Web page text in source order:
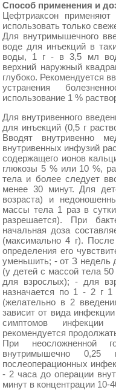
Способ применения и
Цефтриаксон
использовать только
Для внутримышечного
воде для инъекций в
воды, 1 г - в 3,5 мл
верхний наружный
глубоко. Рекомендуется
устранения
использование 1 %
Для внутривенного
для инъекций (0,5 г
Вводят внутривенно
внутривенных инфузий
содержащего ионов
глюкозы 5 % или 10 %,
тела и более следует
менее 30 минут. Для
возраста) и
массы тела 1 раз в
разрешается). При
начальная доза
(максимально 4 г). После
определения его
уменьшить; - от З недель
(у детей с массой тела
для взрослых); - для
назначается по 1 - 2 г
(желательно в 2
зависит от вида
симптомов инфекции
рекомендуется
При неосложненной
внутримышечно 0,25
послеоперационных
- 2 часа до операции
минут в концентрации 10-